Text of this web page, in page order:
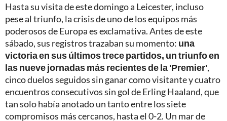
Hasta su visita de este domingo a Leicester, incluso
pese al triunfo, la crisis de uno de los equipos más
poderosos de Europa es exclamativa. Antes de este
sábado, sus registros trazaban su momento: una
victoria en sus últimos trece partidos, un triunfo en
las nueve jornadas más recientes de la 'Premier',
cinco duelos seguidos sin ganar como visitante y cuatro
encuentros consecutivos sin gol de Erling Haaland, que
tan solo había anotado un tanto entre los siete
compromisos más cercanos, hasta el 0-2. Un mar de